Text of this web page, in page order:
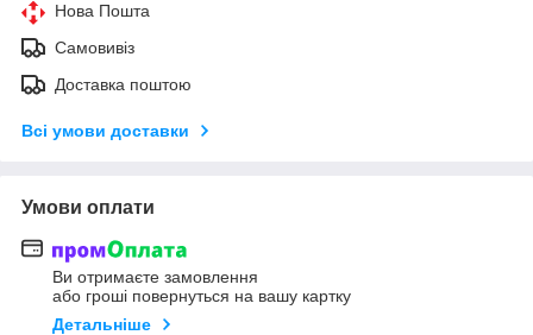
Нова Пошта
Самовивіз
Доставка поштою
Всі умови доставки
Умови оплати
Ви отримаєте замовлення
або гроші повернуться на вашу картку
Детальніше